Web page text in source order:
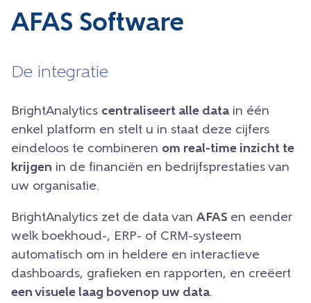
AFAS Software
De integratie
BrightAnalytics centraliseert alle data in één
enkel platform en stelt u in staat deze cijfers
eindeloos te combineren om real-time inzicht te
krijgen in de financiën en bedrijfsprestaties van
uw organisatie.
BrightAnalytics zet de data van AFAS en eender
welk boekhoud-, ERP- of CRM-systeem
automatisch om in heldere en interactieve
dashboards, grafieken en rapporten, en creëert
een visuele laag bovenop uw data.